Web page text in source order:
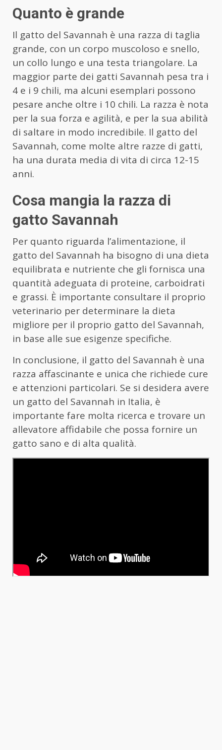
Quanto è grande
Il gatto del Savannah è una razza di taglia
grande, con un corpo muscoloso e snello,
un collo lungo e una testa triangolare. La
maggior parte dei gatti Savannah pesa tra i
4 e i 9 chili, ma alcuni esemplari possono
pesare anche oltre i 10 chili. La razza è nota
per la sua forza e agilità, e per la sua abilità
di saltare in modo incredibile. Il gatto del
Savannah, come molte altre razze di gatti,
ha una durata media di vita di circa 12-15
anni.
Cosa mangia la razza di
gatto Savannah
Per quanto riguarda l’alimentazione, il
gatto del Savannah ha bisogno di una dieta
equilibrata e nutriente che gli fornisca una
quantità adeguata di proteine, carboidrati
e grassi. È importante consultare il proprio
veterinario per determinare la dieta
migliore per il proprio gatto del Savannah,
in base alle sue esigenze specifiche.
In conclusione, il gatto del Savannah è una
razza affascinante e unica che richiede cure
e attenzioni particolari. Se si desidera avere
un gatto del Savannah in Italia, è
importante fare molta ricerca e trovare un
allevatore affidabile che possa fornire un
gatto sano e di alta qualità.